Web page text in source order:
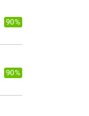
90%
90%